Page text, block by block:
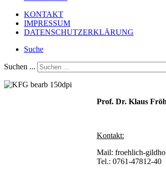
KONTAKT
IMPRESSUM
DATENSCHUTZERKLÄRUNG
Suche
Suchen ...
Prof. Dr. Klaus
Kontakt:
Mail: froehlich-
Tel.: 0761-47812-40